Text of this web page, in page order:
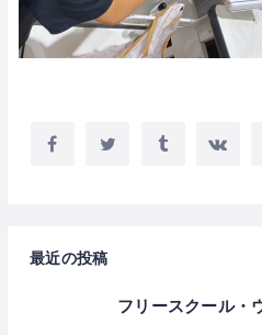
最近の投稿
フリースクール